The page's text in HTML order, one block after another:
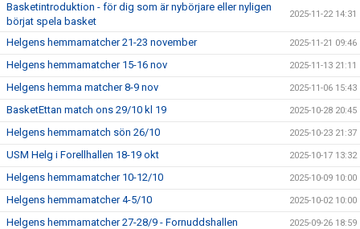
Basketintroduktion - för dig som är nybörjare eller nyligen
börjat spela basket
2025-11-22 14:31
Helgens hemmamatcher 21-23 november 2025-11-21 09:46
Helgens hemmamatcher 15-16 nov 2025-11-13 21:11
Helgens hemma matcher 8-9 nov 2025-11-06 15:43
BasketEttan match ons 29/10 kl 19 2025-10-28 20:45
Helgens hemmamatch sön 26/10 2025-10-23 21:37
USM Helg i Forellhallen 18-19 okt 2025-10-17 13:32
Helgens hemmamatcher 10-12/10 2025-10-09 10:00
Helgens hemmamatcher 4-5/10 2025-10-02 10:00
Helgens hemmamatcher 27-28/9 - Fornuddshallen 2025-09-26 18:59